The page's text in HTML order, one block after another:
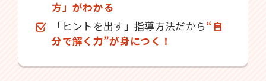
方」がわかる
「ヒントを出す」指導方法だから“自
分で解く力”が身につく！